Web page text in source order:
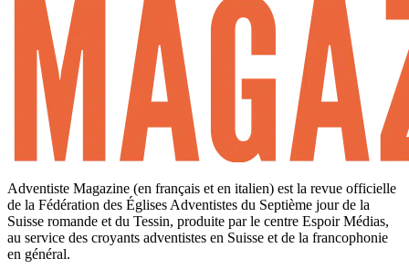
Adventiste Magazine (en français et en italien) est la revue officielle
de la Fédération des Églises Adventistes du Septième jour de la
Suisse romande et du Tessin, produite par le centre Espoir Médias,
au service des croyants adventistes en Suisse et de la francophonie
en général.